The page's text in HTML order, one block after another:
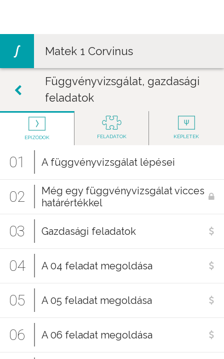
Matek 1 Corvinus
Függvényvizsgálat, gazdasági
feladatok
EPIZÓDOK FELADATOK KÉPLETEK
01 A függvényvizsgálat lépései
02
Még egy függvényvizsgálat vicces
határértékkel
03 Gazdasági feladatok
04 A 04 feladat megoldása
05 A 05 feladat megoldása
06 A 06 feladat megoldása